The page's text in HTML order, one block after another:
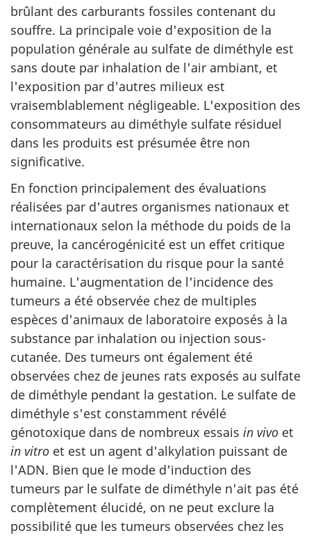
brûlant des carburants fossiles contenant du
souffre. La principale voie d'exposition de la
population générale au sulfate de diméthyle est
sans doute par inhalation de l'air ambiant, et
l'exposition par d'autres milieux est
vraisemblablement négligeable. L'exposition des
consommateurs au diméthyle sulfate résiduel
dans les produits est présumée être non
significative.
En fonction principalement des évaluations
réalisées par d'autres organismes nationaux et
internationaux selon la méthode du poids de la
preuve, la cancérogénicité est un effet critique
pour la caractérisation du risque pour la santé
humaine. L'augmentation de l'incidence des
tumeurs a été observée chez de multiples
espèces d'animaux de laboratoire exposés à la
substance par inhalation ou injection sous-
cutanée. Des tumeurs ont également été
observées chez de jeunes rats exposés au sulfate
de diméthyle pendant la gestation. Le sulfate de
diméthyle s'est constamment révélé
génotoxique dans de nombreux essais in vivo et
in vitro et est un agent d'alkylation puissant de
l'ADN. Bien que le mode d'induction des
tumeurs par le sulfate de diméthyle n'ait pas été
complètement élucidé, on ne peut exclure la
possibilité que les tumeurs observées chez les